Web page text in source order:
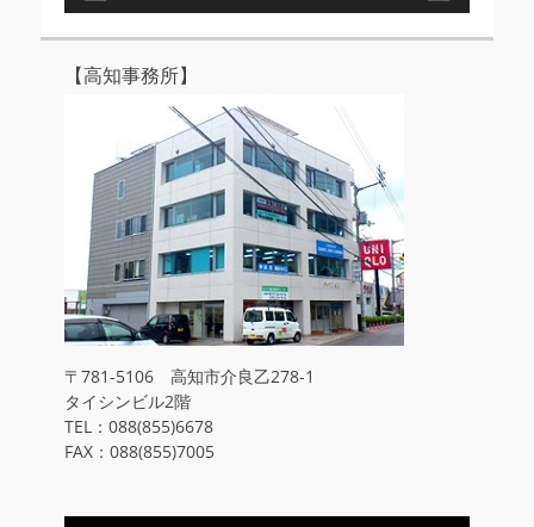
【高知事務所】
〒781-5106 高知市介良乙278-1
タイシンビル2階
TEL：088(855)6678
FAX：088(855)7005